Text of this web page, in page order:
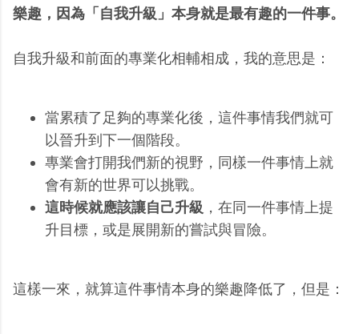
樂趣，因為「自我升級」本身就是最有趣的一件事。
自我升級和前面的專業化相輔相成，我的意思是：
當累積了足夠的專業化後，這件事情我們就可
以晉升到下一個階段。
專業會打開我們新的視野，同樣一件事情上就
會有新的世界可以挑戰。
這時候就應該讓自己升級 ，在同一件事情上提
升目標，或是展開新的嘗試與冒險。
這樣一來，就算這件事情本身的樂趣降低了，但是：